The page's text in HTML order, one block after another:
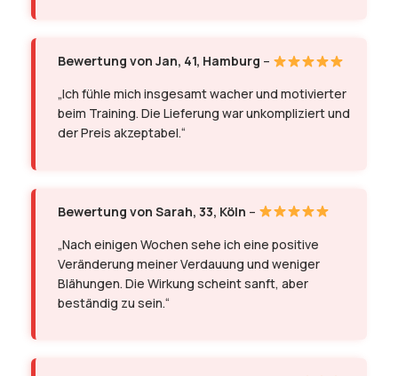
Bewertung von Jan, 41, Hamburg –
„Ich fühle mich insgesamt wacher und motivierter
beim Training. Die Lieferung war unkompliziert und
der Preis akzeptabel.“
Bewertung von Sarah, 33, Köln –
„Nach einigen Wochen sehe ich eine positive
Veränderung meiner Verdauung und weniger
Blähungen. Die Wirkung scheint sanft, aber
beständig zu sein.“